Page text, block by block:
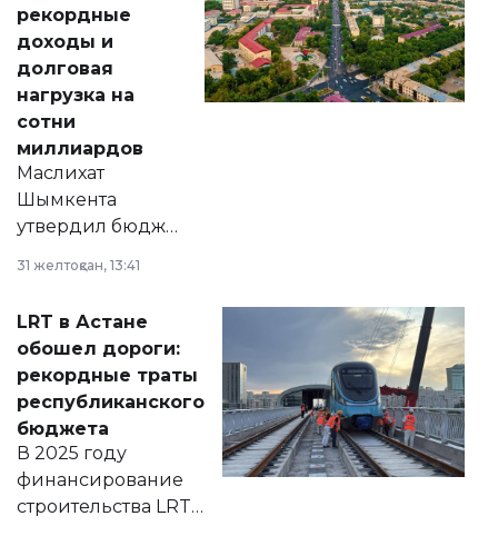
рекордные
доходы и
долговая
нагрузка на
сотни
миллиардов
Маслихат
Шымкента
утвердил бюджет
2028 годы.
документ
появился в базе
нормативных
правовых актов и
на сайте маслихат
города.
31 желтоқсан, 13:41
LRT в Астане
обошел дороги:
рекордные траты
республиканского
бюджета
В 2025 году
финансирование
строительства LRT